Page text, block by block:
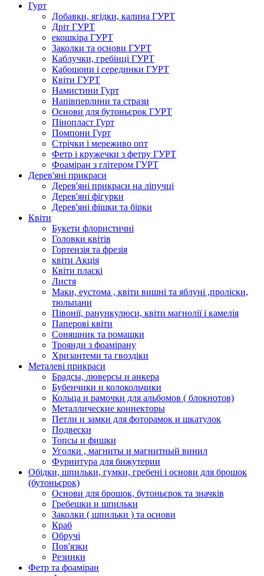
Гурт
Добавки, ягідки, калина ГУРТ
Дріт ГУРТ
екошкіра ГУРТ
Заколки та основи ГУРТ
Каблучки, гребінці ГУРТ
Кабошони і серединки ГУРТ
Квіти ГУРТ
Намистини Гурт
Напівперлини та стрази
Основи для бутоньєрок ГУРТ
Пінопласт Гурт
Помпони Гурт
Стрічки і мереживо опт
Фетр і кружечки з фетру ГУРТ
Фоаміран з глітером ГУРТ
Дерев'яні прикраси
Дерев'яні прикраси на ліпучці
Дерев'яні фігурки
Дерев'яні фішки та бірки
Квіти
Букети флористичні
Головки квітів
Гортензія та фрезія
квіти Акція
Квіти пласкі
Листя
Маки, еустома , квіти вишні та яблуні ,проліски,
тюльпани
Півонії, ранункулюси, квіти магнолії і камелія
Паперові квіти
Соняшник та ромашки
Троянди з фоамірану
Хризантеми та гвоздіки
Металеві прикраси
Брадсы, люверсы и анкера
Бубенчики и колокольчики
Кольца и рамочки для альбомов ( блокнотов)
Металлические коннекторы
Петли и замки для фоторамок и шкатулок
Подвески
Топсы и фишки
Уголки , магниты и магнитный винил
Фурнитура для бижутерии
Обідки, шпильки, гумки, гребені і основи для брошок
(бутоньєрок)
Основи для брошок, бутоньєрок та значків
Гребешки и шпильки
Заколки ( шпильки ) та основи
Краб
Обручі
Пов'язки
Резинки
Фетр та фоаміран